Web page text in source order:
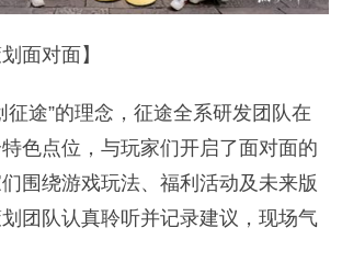
面对面】
征途”的理念，征途全系研发团队在
色点位，与玩家们开启了面对面的
围绕游戏玩法、福利活动及未来版
团队认真聆听并记录建议，现场气